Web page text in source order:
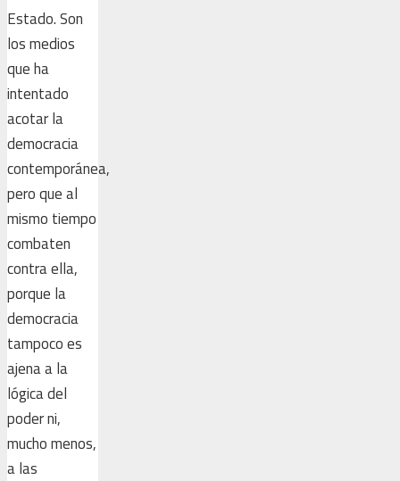
Estado. Son
los medios
que ha
intentado
acotar la
democracia
contemporánea,
pero que al
mismo tiempo
combaten
contra ella,
porque la
democracia
tampoco es
ajena a la
lógica del
poder ni,
mucho menos,
a las